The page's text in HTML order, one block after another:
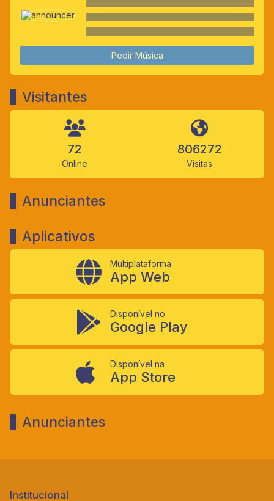
Pedir Música
Visitantes
72
Online
806272
Visitas
Anunciantes
Aplicativos
Multiplataforma
App Web
Disponível no
Google Play
Disponível na
App Store
Anunciantes
Institucional